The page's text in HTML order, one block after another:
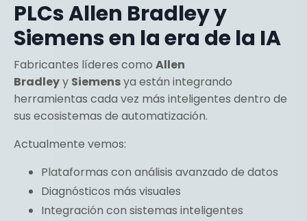
PLCs Allen Bradley y
Siemens en la era de la IA
Fabricantes líderes como Allen
Bradleyy Siemensya están integrando
herramientas cada vez más inteligentes dentro de
sus ecosistemas de automatización.
Actualmente vemos:
Plataformas con análisis avanzado de datos
Diagnósticos más visuales
Integración con sistemas inteligentes